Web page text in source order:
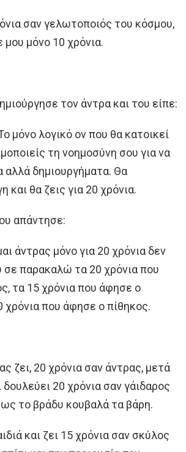
σαν γελωτοποιός του κόσμου,
μόνο 10 χρόνια.
τον άντρα και του είπε:
μόνο λογικό ον που θα κατοικεί
τη νοημοσύνη σου για να
αλλά δημιουργήματα. Θα
και θα ζεις για 20 χρόνια.
απάντησε:
άντρας μόνο για 20 χρόνια δεν
παρακαλώ τα 20 χρόνια που
τα 15 χρόνια που άφησε ο
χρόνια που άφησε ο πίθηκος.
ζει, 20 χρόνια σαν άντρας, μετά
20 χρόνια σαν γάιδαρος
το βράδυ κουβαλά τα βάρη.
και ζει 15 χρόνια σαν σκύλος